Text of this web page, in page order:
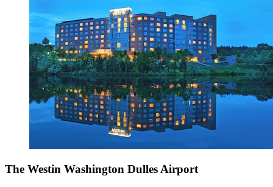
The Westin Washington Dulles Airport